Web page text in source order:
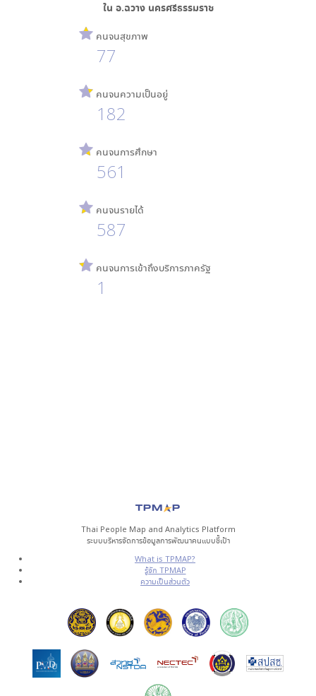
ใน อ.ฉวาง นครศรีธรรมราช
คนจนสุขภาพ
77
คนจนความเป็นอยู่
182
คนจนการศึกษา
561
คนจนรายได้
587
คนจนการเข้าถึงบริการภาครัฐ
1
Thai People Map and Analytics Platform
ระบบบริหารจัดการข้อมูลการพัฒนาคนแบบชี้เป้า
What is TPMAP?
รู้จัก TPMAP
ความเป็นส่วนตัว